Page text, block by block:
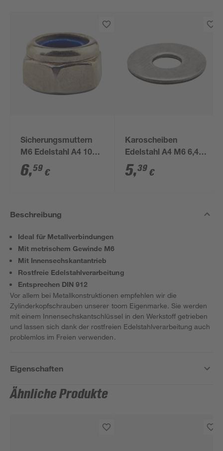
Sicherungsmuttern
M6 Edelstahl A4 10
Stück
6,59 €
Karoscheiben
Edelstahl A4 M6 6,4
mm 10 Stück
5,39 €
Beschreibung
Ideal für Metallverbindungen
Mit metrischem Gewinde M6
Mit Innensechskantantrieb
Rostfreie Edelstahlverarbeitung
Entsprechen DIN 912
Vor allem bei Metallkonstruktionen empfehlen wir die
Zylinderkopfschrauben unserer toom Eigenmarke. Sie werden
mit einem Innensechskantschlüssel in den Werkstoff getrieben
und lassen sich dank der rostfreien Edelstahlverarbeitung auch
problemlos im Freien verwenden.
Eigenschaften
Ähnliche Produkte